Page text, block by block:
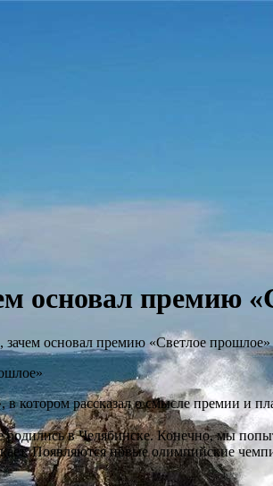
основал премию
зачем основал премию «Светлое прошлое»
котором рассказал о смысле премии и
в Челябинске. Конечно, мы
Появляются новые олимпийские